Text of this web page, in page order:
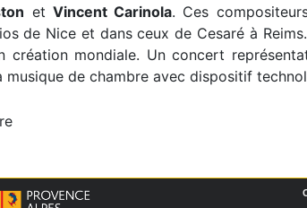
et Vincent Carinola. Ces
de Nice et dans ceux de Cesaré à
création mondiale. Un concert
musique de chambre avec dispositif